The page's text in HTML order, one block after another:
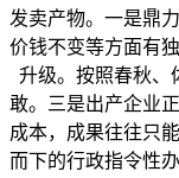
发卖产物。一是鼎
价钱不变等方面有
升级。按照春秋、
敢。三是出产企业
成本，成果往往只
而下的行政指令性